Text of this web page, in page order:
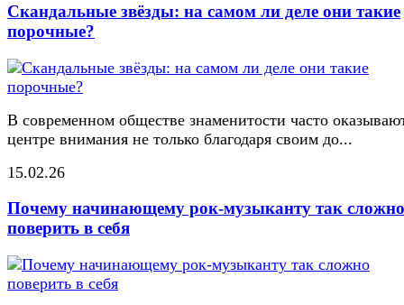
Скандальные звёзды: на самом ли деле они такие
порочные?
В современном обществе знаменитости часто
центре внимания не только благодаря своим до...
15.02.26
Почему начинающему рок-музыканту так сложно
поверить в себя